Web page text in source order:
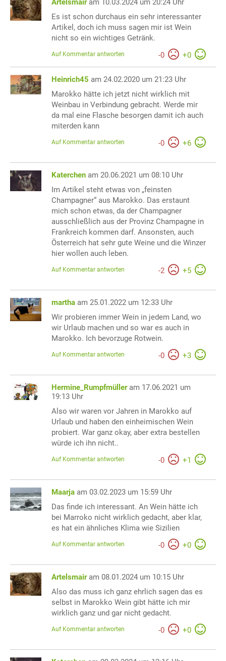
Artelsmair am 10.03.2024 um 20:24 Uhr
Es ist schon durchaus ein sehr interessanter
Artikel, doch ich muss sagen mir ist Wein
nicht so ein wichtiges Getränk.
-0 +0
Auf Kommentar antworten
Heinrich45 am 24.02.2020 um 21:23 Uhr
Marokko hätte ich jetzt nicht wirklich mit
Weinbau in Verbindung gebracht. Werde mir
da mal eine Flasche besorgen damit ich auch
miterden kann
-0 +6
Auf Kommentar antworten
Katerchen am 20.06.2021 um 08:10 Uhr
Im Artikel steht etwas von „feinsten
Champagner“ aus Marokko. Das erstaunt
mich schon etwas, da der Champagner
ausschließlich aus der Provinz Champagne in
Frankreich kommen darf. Ansonsten, auch
Österreich hat sehr gute Weine und die Winzer
hier wollen auch leben.
-2 +5
Auf Kommentar antworten
martha am 25.01.2022 um 12:33 Uhr
Wir probieren immer Wein in jedem Land, wo
wir Urlaub machen und so war es auch in
Marokko. Ich bevorzuge Rotwein.
-0 +3
Auf Kommentar antworten
Hermine_Rumpfmüller am 17.06.2021 um
19:13 Uhr
Also wir waren vor Jahren in Marokko auf
Urlaub und haben den einheimischen Wein
probiert. War ganz okay, aber extra bestellen
würde ich ihn nicht..
-0 +1
Auf Kommentar antworten
Maarja am 03.02.2023 um 15:59 Uhr
Das finde ich interessant. An Wein hätte ich
bei Marroko nicht wirklich gedacht, aber klar,
es hat ein ähnliches Klima wie Sizilien
-0 +0
Auf Kommentar antworten
Artelsmair am 08.01.2024 um 10:15 Uhr
Also das muss ich ganz ehrlich sagen das es
selbst in Marokko Wein gibt hätte ich mir
wirklich ganz und gar nicht gedacht.
-0 +0
Auf Kommentar antworten